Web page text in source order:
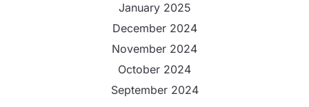
January 2025
December 2024
November 2024
October 2024
September 2024